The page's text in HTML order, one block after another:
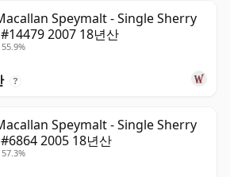
Speymalt - Single Sherry
2007 18년산
?
Speymalt - Single Sherry
2005 18년산